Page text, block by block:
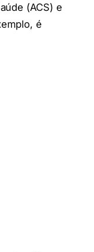
(ACS) e
é